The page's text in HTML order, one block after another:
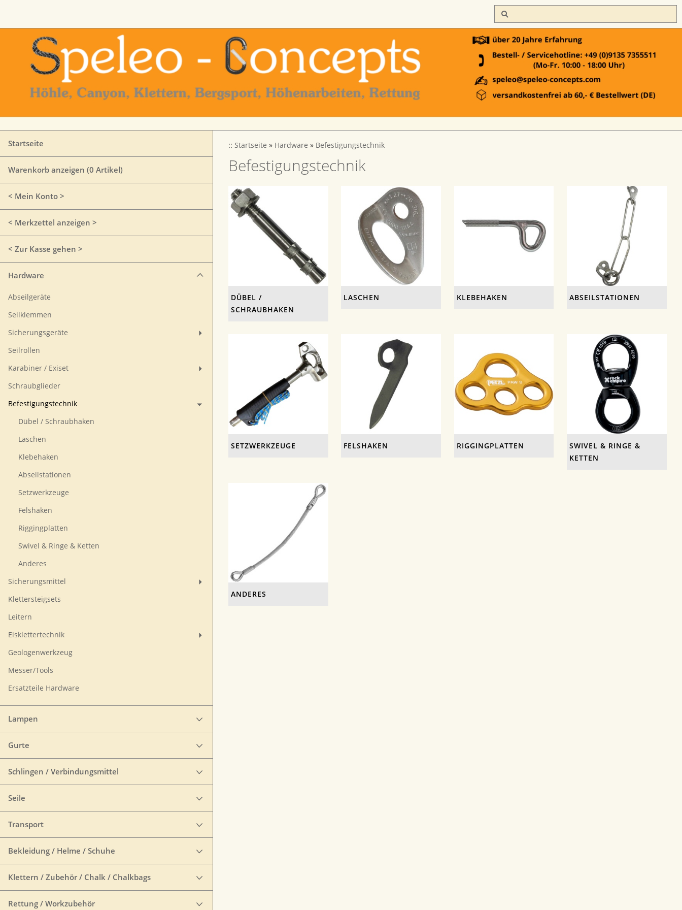
Startseite
Warenkorb anzeigen (0 Artikel)
< Mein Konto >
< Merkzettel anzeigen >
< Zur Kasse gehen >
Hardware
Abseilgeräte
Seilklemmen
Sicherungsgeräte
Seilrollen
Karabiner / Exiset
Schraubglieder
Befestigungstechnik
Dübel / Schraubhaken
Laschen
Klebehaken
Abseilstationen
Setzwerkzeuge
Felshaken
Riggingplatten
Swivel & Ringe & Ketten
Anderes
Sicherungsmittel
Klettersteigsets
Leitern
Eisklettertechnik
Geologenwerkzeug
Messer/Tools
Ersatzteile Hardware
Lampen
Gurte
Schlingen / Verbindungsmittel
Seile
Transport
Bekleidung / Helme / Schuhe
Klettern / Zubehör / Chalk / Chalkbags
Rettung / Workzubehör
:: Startseite » Hardware » Befestigungstechnik
Befestigungstechnik
DÜBEL /
SCHRAUBHAKEN
LASCHEN KLEBEHAKEN ABSEILSTATIONEN
SETZWERKZEUGE FELSHAKEN RIGGINGPLATTEN
SWIVEL & RINGE &
KETTEN
ANDERES